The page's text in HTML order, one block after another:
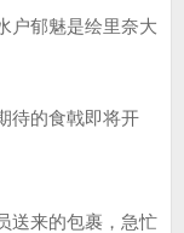
户郁魅是绘里奈大
的食戟即将开
来的包裹，急忙